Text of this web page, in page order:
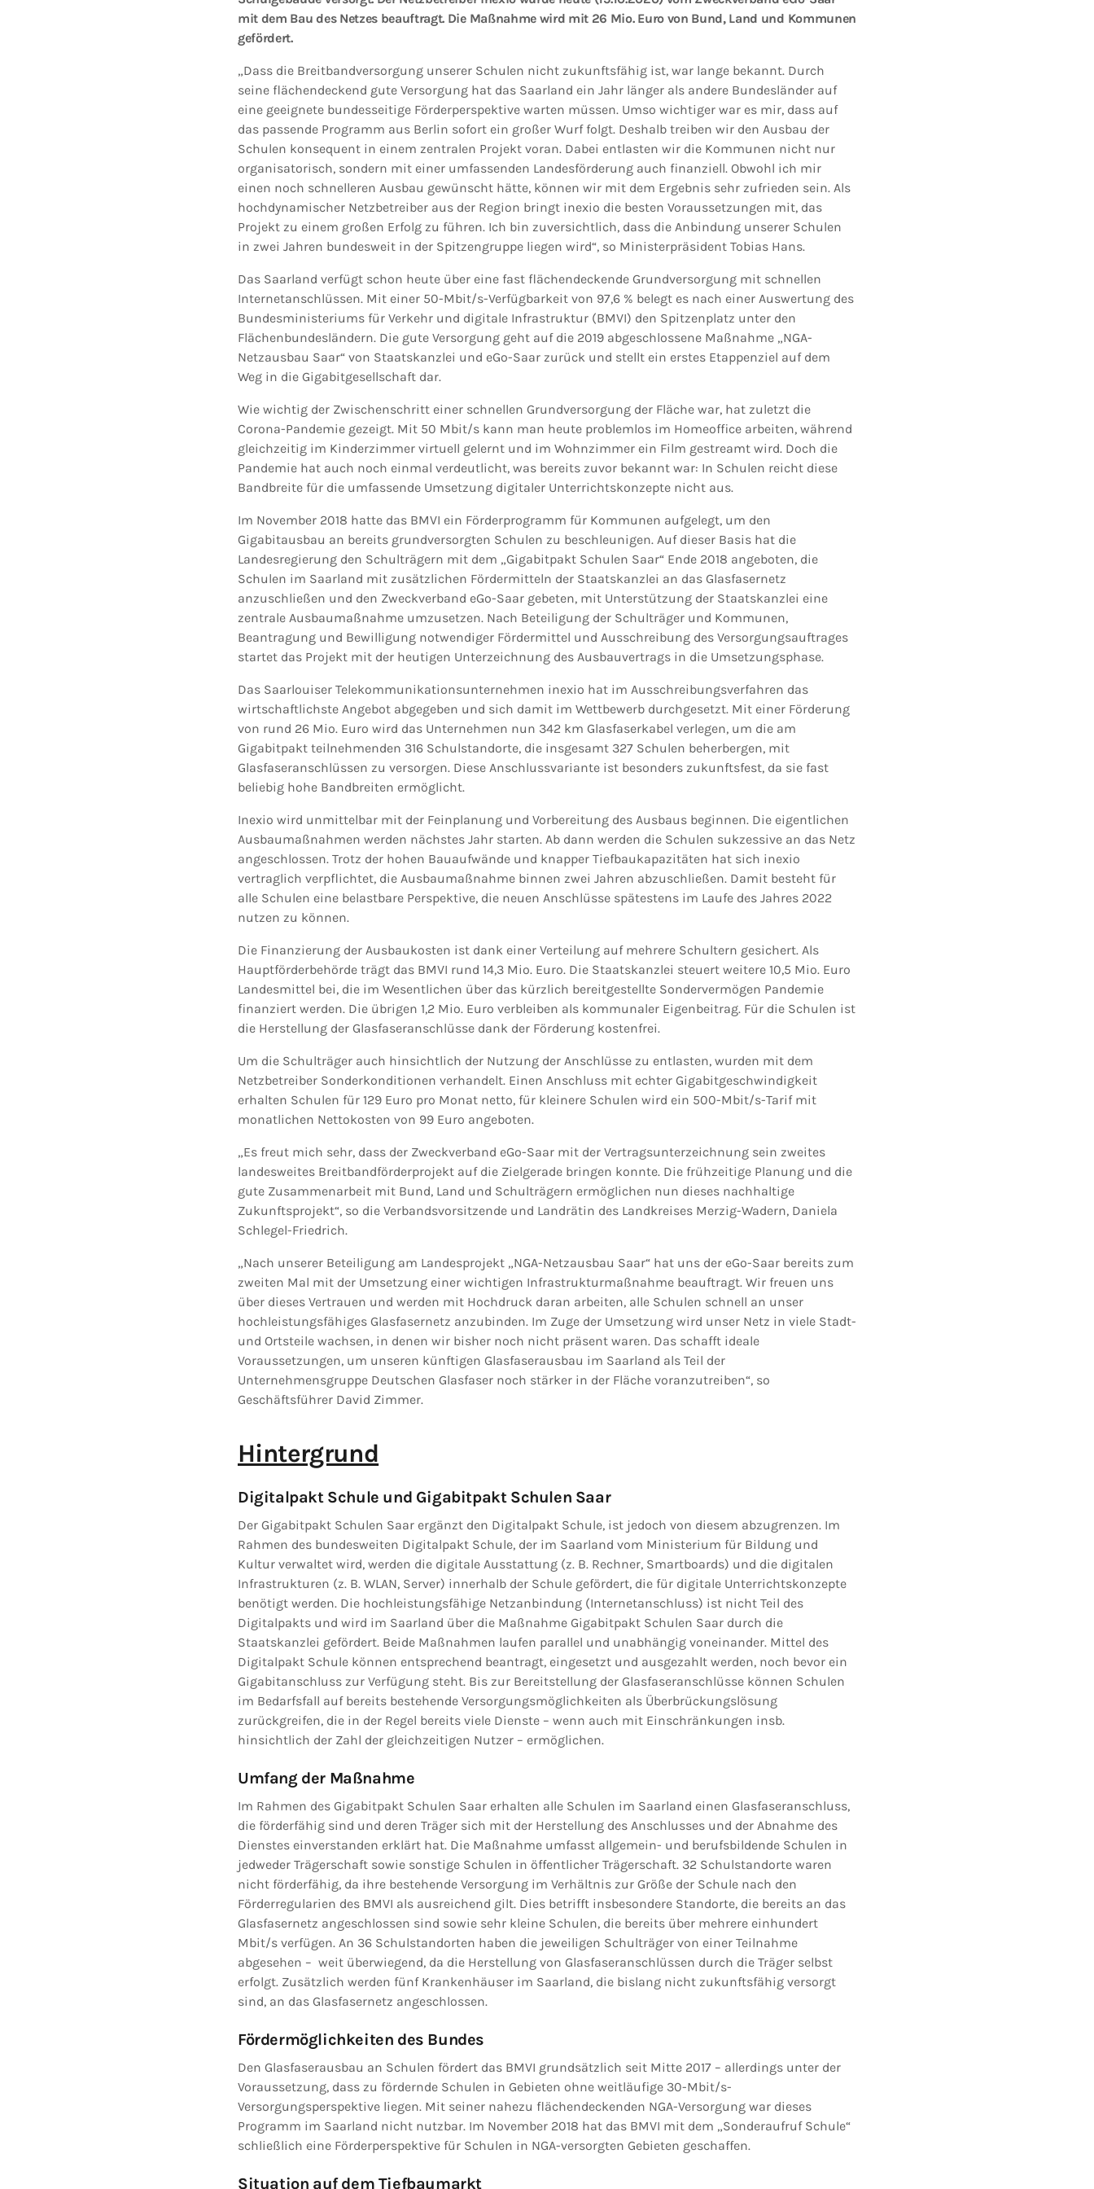
mit dem Bau des Netzes beauftragt. Die Maßnahme wird mit 26 Mio. Euro von Bund, Land und Kommunen
gefördert.
„Dass die Breitbandversorgung unserer Schulen nicht zukunftsfähig ist, war lange bekannt. Durch
seine flächendeckend gute Versorgung hat das Saarland ein Jahr länger als andere Bundesländer auf
eine geeignete bundesseitige Förderperspektive warten müssen. Umso wichtiger war es mir, dass auf
das passende Programm aus Berlin sofort ein großer Wurf folgt. Deshalb treiben wir den Ausbau der
Schulen konsequent in einem zentralen Projekt voran. Dabei entlasten wir die Kommunen nicht nur
organisatorisch, sondern mit einer umfassenden Landesförderung auch finanziell. Obwohl ich mir
einen noch schnelleren Ausbau gewünscht hätte, können wir mit dem Ergebnis sehr zufrieden sein. Als
hochdynamischer Netzbetreiber aus der Region bringt inexio die besten Voraussetzungen mit, das
Projekt zu einem großen Erfolg zu führen. Ich bin zuversichtlich, dass die Anbindung unserer Schulen
in zwei Jahren bundesweit in der Spitzengruppe liegen wird“, so Ministerpräsident Tobias Hans.
Das Saarland verfügt schon heute über eine fast flächendeckende Grundversorgung mit schnellen
Internetanschlüssen. Mit einer 50-Mbit/s-Verfügbarkeit von 97,6 % belegt es nach einer Auswertung des
Bundesministeriums für Verkehr und digitale Infrastruktur (BMVI) den Spitzenplatz unter den
Flächenbundesländern. Die gute Versorgung geht auf die 2019 abgeschlossene Maßnahme „NGA-
Netzausbau Saar“ von Staatskanzlei und eGo-Saar zurück und stellt ein erstes Etappenziel auf dem
Weg in die Gigabitgesellschaft dar.
Wie wichtig der Zwischenschritt einer schnellen Grundversorgung der Fläche war, hat zuletzt die
Corona-Pandemie gezeigt. Mit 50 Mbit/s kann man heute problemlos im Homeoffice arbeiten, während
gleichzeitig im Kinderzimmer virtuell gelernt und im Wohnzimmer ein Film gestreamt wird. Doch die
Pandemie hat auch noch einmal verdeutlicht, was bereits zuvor bekannt war: In Schulen reicht diese
Bandbreite für die umfassende Umsetzung digitaler Unterrichtskonzepte nicht aus.
Im November 2018 hatte das BMVI ein Förderprogramm für Kommunen aufgelegt, um den
Gigabitausbau an bereits grundversorgten Schulen zu beschleunigen. Auf dieser Basis hat die
Landesregierung den Schulträgern mit dem „Gigabitpakt Schulen Saar“ Ende 2018 angeboten, die
Schulen im Saarland mit zusätzlichen Fördermitteln der Staatskanzlei an das Glasfasernetz
anzuschließen und den Zweckverband eGo-Saar gebeten, mit Unterstützung der Staatskanzlei eine
zentrale Ausbaumaßnahme umzusetzen. Nach Beteiligung der Schulträger und Kommunen,
Beantragung und Bewilligung notwendiger Fördermittel und Ausschreibung des Versorgungsauftrages
startet das Projekt mit der heutigen Unterzeichnung des Ausbauvertrags in die Umsetzungsphase.
Das Saarlouiser Telekommunikationsunternehmen inexio hat im Ausschreibungsverfahren das
wirtschaftlichste Angebot abgegeben und sich damit im Wettbewerb durchgesetzt. Mit einer Förderung
von rund 26 Mio. Euro wird das Unternehmen nun 342 km Glasfaserkabel verlegen, um die am
Gigabitpakt teilnehmenden 316 Schulstandorte, die insgesamt 327 Schulen beherbergen, mit
Glasfaseranschlüssen zu versorgen. Diese Anschlussvariante ist besonders zukunftsfest, da sie fast
beliebig hohe Bandbreiten ermöglicht.
Inexio wird unmittelbar mit der Feinplanung und Vorbereitung des Ausbaus beginnen. Die eigentlichen
Ausbaumaßnahmen werden nächstes Jahr starten. Ab dann werden die Schulen sukzessive an das Netz
angeschlossen. Trotz der hohen Bauaufwände und knapper Tiefbaukapazitäten hat sich inexio
vertraglich verpflichtet, die Ausbaumaßnahme binnen zwei Jahren abzuschließen. Damit besteht für
alle Schulen eine belastbare Perspektive, die neuen Anschlüsse spätestens im Laufe des Jahres 2022
nutzen zu können.
Die Finanzierung der Ausbaukosten ist dank einer Verteilung auf mehrere Schultern gesichert. Als
Hauptförderbehörde trägt das BMVI rund 14,3 Mio. Euro. Die Staatskanzlei steuert weitere 10,5 Mio. Euro
Landesmittel bei, die im Wesentlichen über das kürzlich bereitgestellte Sondervermögen Pandemie
finanziert werden. Die übrigen 1,2 Mio. Euro verbleiben als kommunaler Eigenbeitrag. Für die Schulen ist
die Herstellung der Glasfaseranschlüsse dank der Förderung kostenfrei.
Um die Schulträger auch hinsichtlich der Nutzung der Anschlüsse zu entlasten, wurden mit dem
Netzbetreiber Sonderkonditionen verhandelt. Einen Anschluss mit echter Gigabitgeschwindigkeit
erhalten Schulen für 129 Euro pro Monat netto, für kleinere Schulen wird ein 500-Mbit/s-Tarif mit
monatlichen Nettokosten von 99 Euro angeboten.
„Es freut mich sehr, dass der Zweckverband eGo-Saar mit der Vertragsunterzeichnung sein zweites
landesweites Breitbandförderprojekt auf die Zielgerade bringen konnte. Die frühzeitige Planung und die
gute Zusammenarbeit mit Bund, Land und Schulträgern ermöglichen nun dieses nachhaltige
Zukunftsprojekt“, so die Verbandsvorsitzende und Landrätin des Landkreises Merzig-Wadern, Daniela
Schlegel-Friedrich.
„Nach unserer Beteiligung am Landesprojekt „NGA-Netzausbau Saar“ hat uns der eGo-Saar bereits zum
zweiten Mal mit der Umsetzung einer wichtigen Infrastrukturmaßnahme beauftragt. Wir freuen uns
über dieses Vertrauen und werden mit Hochdruck daran arbeiten, alle Schulen schnell an unser
hochleistungsfähiges Glasfasernetz anzubinden. Im Zuge der Umsetzung wird unser Netz in viele Stadt-
und Ortsteile wachsen, in denen wir bisher noch nicht präsent waren. Das schafft ideale
Voraussetzungen, um unseren künftigen Glasfaserausbau im Saarland als Teil der
Unternehmensgruppe Deutschen Glasfaser noch stärker in der Fläche voranzutreiben“, so
Geschäftsführer David Zimmer.
Hintergrund
Digitalpakt Schule und Gigabitpakt Schulen Saar
Der Gigabitpakt Schulen Saar ergänzt den Digitalpakt Schule, ist jedoch von diesem abzugrenzen. Im
Rahmen des bundesweiten Digitalpakt Schule, der im Saarland vom Ministerium für Bildung und
Kultur verwaltet wird, werden die digitale Ausstattung (z. B. Rechner, Smartboards) und die digitalen
Infrastrukturen (z. B. WLAN, Server) innerhalb der Schule gefördert, die für digitale Unterrichtskonzepte
benötigt werden. Die hochleistungsfähige Netzanbindung (Internetanschluss) ist nicht Teil des
Digitalpakts und wird im Saarland über die Maßnahme Gigabitpakt Schulen Saar durch die
Staatskanzlei gefördert. Beide Maßnahmen laufen parallel und unabhängig voneinander. Mittel des
Digitalpakt Schule können entsprechend beantragt, eingesetzt und ausgezahlt werden, noch bevor ein
Gigabitanschluss zur Verfügung steht. Bis zur Bereitstellung der Glasfaseranschlüsse können Schulen
im Bedarfsfall auf bereits bestehende Versorgungsmöglichkeiten als Überbrückungslösung
zurückgreifen, die in der Regel bereits viele Dienste – wenn auch mit Einschränkungen insb.
hinsichtlich der Zahl der gleichzeitigen Nutzer – ermöglichen.
Umfang der Maßnahme
Im Rahmen des Gigabitpakt Schulen Saar erhalten alle Schulen im Saarland einen Glasfaseranschluss,
die förderfähig sind und deren Träger sich mit der Herstellung des Anschlusses und der Abnahme des
Dienstes einverstanden erklärt hat. Die Maßnahme umfasst allgemein- und berufsbildende Schulen in
jedweder Trägerschaft sowie sonstige Schulen in öffentlicher Trägerschaft. 32 Schulstandorte waren
nicht förderfähig, da ihre bestehende Versorgung im Verhältnis zur Größe der Schule nach den
Förderregularien des BMVI als ausreichend gilt. Dies betrifft insbesondere Standorte, die bereits an das
Glasfasernetz angeschlossen sind sowie sehr kleine Schulen, die bereits über mehrere einhundert
Mbit/s verfügen. An 36 Schulstandorten haben die jeweiligen Schulträger von einer Teilnahme
abgesehen – weit überwiegend, da die Herstellung von Glasfaseranschlüssen durch die Träger selbst
erfolgt. Zusätzlich werden fünf Krankenhäuser im Saarland, die bislang nicht zukunftsfähig versorgt
sind, an das Glasfasernetz angeschlossen.
Fördermöglichkeiten des Bundes
Den Glasfaserausbau an Schulen fördert das BMVI grundsätzlich seit Mitte 2017 – allerdings unter der
Voraussetzung, dass zu fördernde Schulen in Gebieten ohne weitläufige 30-Mbit/s-
Versorgungsperspektive liegen. Mit seiner nahezu flächendeckenden NGA-Versorgung war dieses
Programm im Saarland nicht nutzbar. Im November 2018 hat das BMVI mit dem „Sonderaufruf Schule“
schließlich eine Förderperspektive für Schulen in NGA-versorgten Gebieten geschaffen.
Situation auf dem Tiefbaumarkt